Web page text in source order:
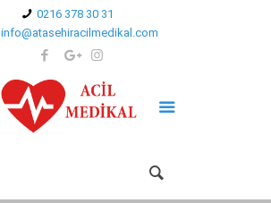
0216 378 30 31
info@atasehiracilmedikal.com